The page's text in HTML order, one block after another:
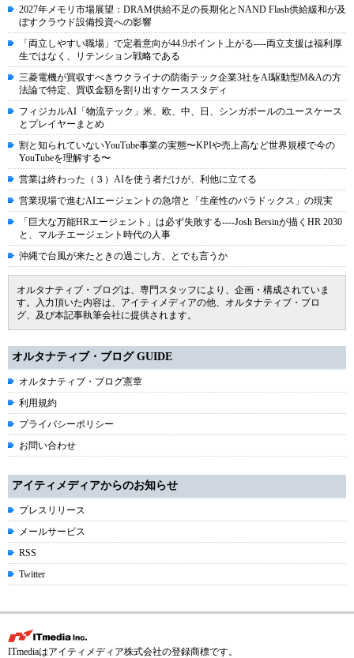
2027年メモリ市場展望：DRAM供給不足の長期化とNAND Flash供給緩和が及
ぼすクラウド設備投資への影響
「両立しやすい職場」で定着意向が44.9ポイント上がる----両立支援は福利厚
生ではなく、リテンション戦略である
三菱電機が買収すべきウクライナの防衛テック企業3社をAI駆動型M&Aの方
法論で特定、買収金額を割り出すケーススタディ
フィジカルAI「物流テック」米、欧、中、日、シンガポールのユースケース
とプレイヤーまとめ
割と知られていないYouTube事業の実態〜KPIや売上高など世界規模で今の
YouTubeを理解する〜
営業は終わった（３）AIを使う者だけが、利他に立てる
営業現場で進むAIエージェントの急増と「生産性のパラドックス」の現実
「巨大な万能HRエージェント」は必ず失敗する----Josh Bersinが描くHR 2030
と、マルチエージェント時代の人事
沖縄で台風が来たときの過ごし方、とでも言うか
オルタナティブ・ブログは、専門スタッフにより、企画・構成されていま
す。入力頂いた内容は、アイティメディアの他、オルタナティブ・ブロ
グ、及び本記事執筆会社に提供されます。
オルタナティブ・ブログ GUIDE
オルタナティブ・ブログ憲章
利用規約
プライバシーポリシー
お問い合わせ
アイティメディアからのお知らせ
プレスリリース
メールサービス
RSS
Twitter
ITmediaはアイティメディア株式会社の登録商標です。